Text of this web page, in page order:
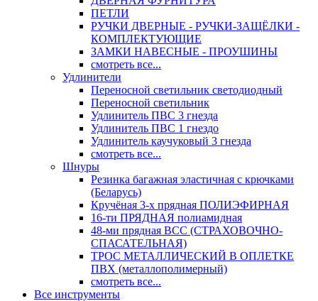
ПЕТЛИ
РУЧКИ ДВЕРНЫЕ - РУЧКИ-ЗАЩЁЛКИ -
КОМПЛЕКТУЮЩИЕ
ЗАМКИ НАВЕСНЫЕ - ПРОУШИНЫ
смотреть все...
Удлинители
Переносной светильник светодиодный
Переносной светильник
Удлинитель ПВС 3 гнезда
Удлинитель ПВС 1 гнездо
Удлинитель каучуковый 3 гнезда
смотреть все...
Шнуры
Резинка багажная эластичная с крючками
(Беларусь)
Кручёная 3-х прядная ПОЛИЭФИРНАЯ
16-ти ПРЯДНАЯ полиамидная
48-ми прядная ВСС (СТРАХОВОЧНО-
СПАСАТЕЛЬНАЯ)
ТРОС МЕТАЛЛИЧЕСКИЙ В ОПЛЕТКЕ
ПВХ (металлополимерный)
смотреть все...
Все инструменты